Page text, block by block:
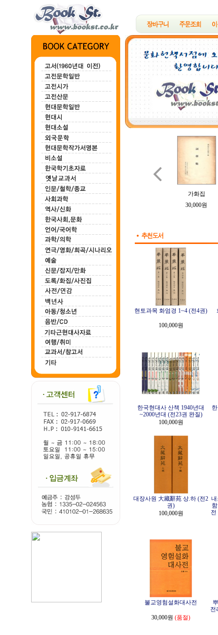
한하운시초
200,000원
정지용시집
700,000원
가화집
30,000원

현토과목 화엄경 1~4 (전4권)
100,000원
한국현대사 산책 1940년대
~2000년대 (전23권 완질)
100,000원
대장사원 大藏辭苑 상.하 (전2
권)
100,000원
내
전
불교영험설화대사전
30,000원 (품절)
전